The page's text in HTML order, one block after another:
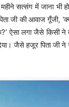
सत्संग में जाना भी
जी की आवाज गूँजी,
ऐसा लगा जैसे किसी
जैसे हजूर पिता जी